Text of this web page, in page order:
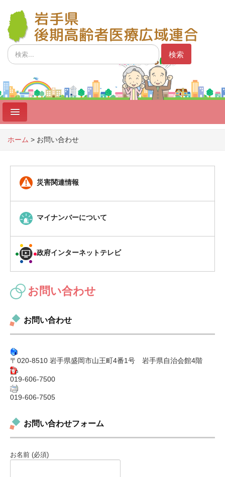
検
索...
検索
ホーム > お問い合わせ
災害関連情報
マイナンバーについて
政府インターネットテレビ
お問い合わせ
お問い合わせ
〒020-8510 岩手県盛岡市山王町4番1号 岩手県自治会館4階
019-606-7500
019-606-7505
お問い合わせフォーム
お名前 (必須)